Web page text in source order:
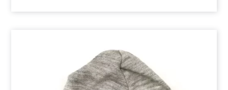
meerdere
variaties.